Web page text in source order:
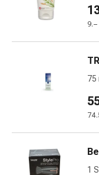
Atemwege
Infektionen
9.–
75
1